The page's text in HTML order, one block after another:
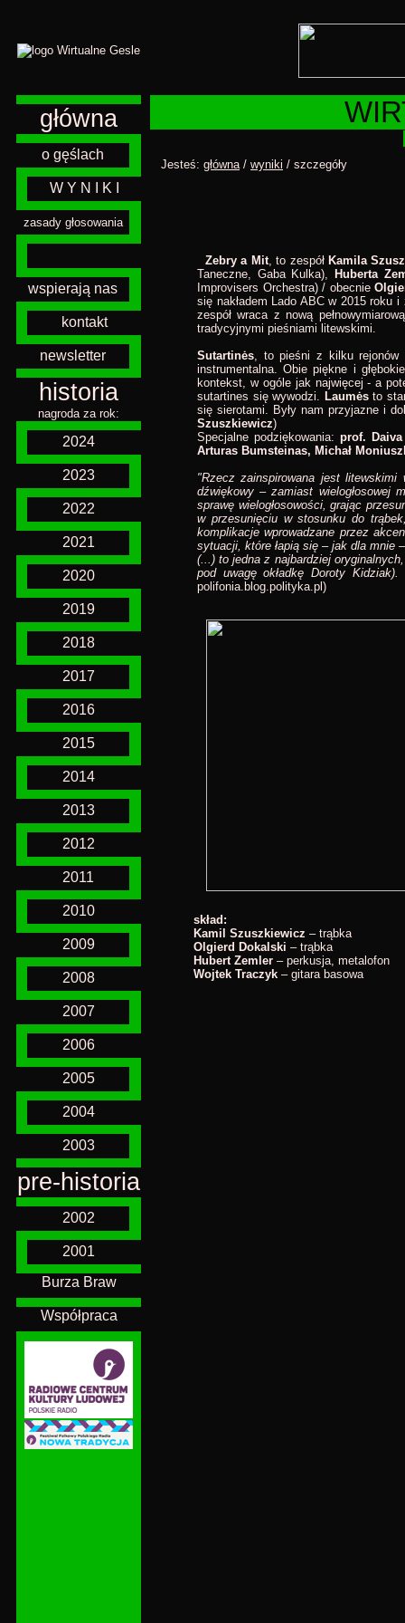
główna
o gęślach
W Y N I K I
zasady głosowania
wspierają nas
kontakt
newsletter
historia
nagroda za rok:
2024
2023
2022
2021
2020
2019
2018
2017
2016
2015
2014
2013
2012
2011
2010
2009
2008
2007
2006
2005
2004
2003
pre-historia
2002
2001
Burza Braw
Współpraca
Jesteś: główna/ wyniki / szczegóły
Zebry a Mit, to zespółKamila
Taneczne, Gaba Kulka), Huberta
Improvisers Orchestra) / obecnie
się nakładem Lado ABC w 2015 roku
zespół wraca z nową
tradycyjnymi pieśniami litewskimi.
Sutartinės , to pieśni z kilku rejonów
instrumentalna. Obie piękne i
kontekst, w ogóle jak najwięcej - a
sutartines się wywodzi. Laumėsto
się sierotami. Były nam przyjazne i
Szuszkiewicz)
Specjalne podziękowania:prof.
Arturas Bumsteinas, Michał
"Rzecz zainspirowana jest litewskimi
dźwiękowy – zamiast wielogłosowej
sprawę wielogłosowości, grając
w przesunięciu w stosunku do
komplikacje wprowadzane przez
sytuacji, które łapią się – jak dla mnie
(...) to jedna z najbardziej
pod uwagę okładkę Doroty
polifonia.blog.polityka.pl)
skład:
Kamil Szuszkiewicz – trąbka
Olgierd Dokalski – trąbka
Hubert Zemler– perkusja, metalofon
Wojtek Traczyk– gitara basowa